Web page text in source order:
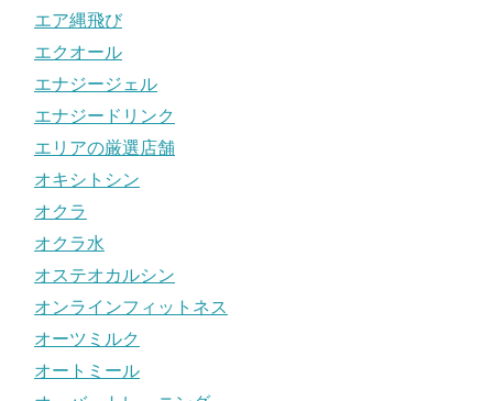
エア縄飛び
エクオール
エナジージェル
エナジードリンク
エリアの厳選店舗
オキシトシン
オクラ
オクラ水
オステオカルシン
オンラインフィットネス
オーツミルク
オートミール